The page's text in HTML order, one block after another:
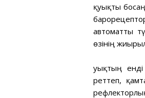
қуықты
автоматты
өзінің
Қуықтың
реттеп,